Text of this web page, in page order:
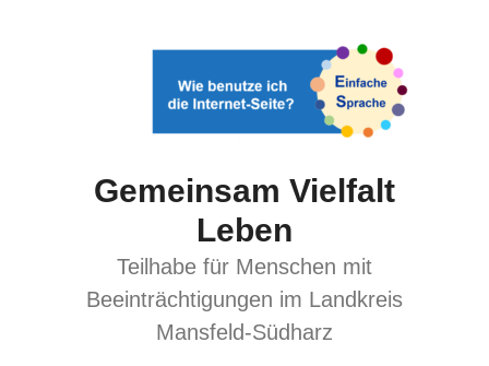
Gemeinsam Vielfalt
Leben
Teilhabe für Menschen mit
Beeinträchtigungen im Landkreis
Mansfeld-Südharz